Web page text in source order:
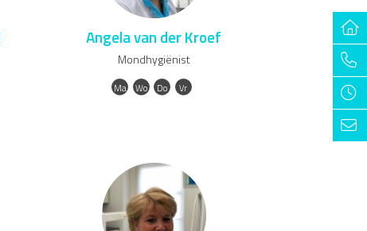
Angela van der Kroef
Mondhygiënist
Ma Wo Do Vr